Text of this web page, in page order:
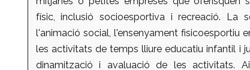
físic, inclusió socioesportiva i recreació. La
l'animació social, l'ensenyament fisicoesportiu
les activitats de temps lliure educatiu infantil i
dinamització i avaluació de les activitats.